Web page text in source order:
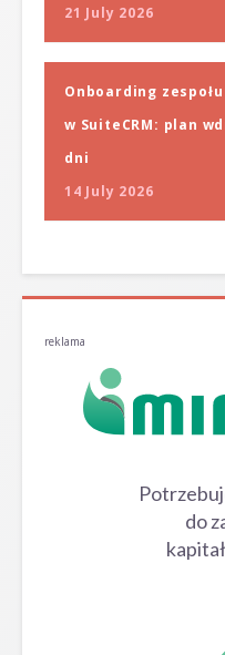
21 July 2026
Onboarding
w SuiteCRM: plan
dni
14 July 2026
reklama
do